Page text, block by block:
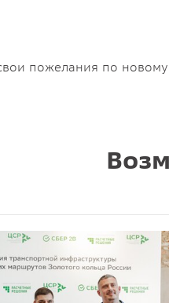
пожелания по